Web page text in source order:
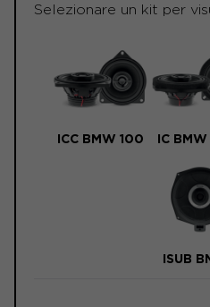
Selezionare un kit per
ICC BMW 100 IC
ISUB